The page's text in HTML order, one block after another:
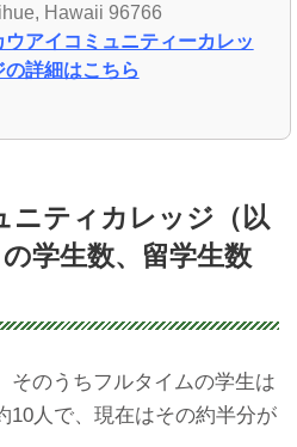
Hawaii 96766
ウアイコミュニティーカレッ
の詳細はこちら
ニティカレッジ（以
学生数、留学生数
そのうちフルタイムの学生は
10人で、現在はその約半分が